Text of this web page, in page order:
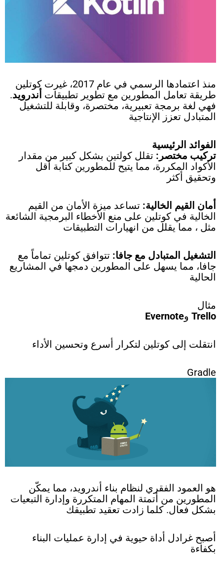
منذ اعتمادها الرسمي في عام 2017، غيرت كوتلين
طريقة تعامل المطورين مع تطوير تطبيقات أندرويد.
فهي لغة برمجة تعبيرية، مختصرة، وقابلة للتشغيل
المتبادل تعزز الإنتاجية
الفوائد الرئيسية
تركيب مختصر: تقلل كولتين بشكل كبير من مقدار
الأكواد المكررة، مما يتيح للمطورين كتابة أقل
وتحقيق أكثر
أمان القيم الخالية: تساعد ميزة الأمان من القيم
الخالية في كوتلين على منع الأخطاء البرمجية الشائعة
مثل ، مما يقلل من انهيارات التطبيقات
التشغيل المتبادل مع جافا: تتوافق كوتلين تماماً مع
جافا، مما يسهل على المطورين دمجها في المشاريع
الحالية
مثال
Trello وEvernote
انتقلت إلى كوتلين لتكرار أسرع وتحسين الأداء
Gradle
هو العمود الفقري لنظام بناء أندرويد، مما يمكّن
المطورين من أتمتة المهام المتكررة وإدارة التبعيات
بشكل فعال. كلما زادت تعقيد تطبيقك
أصبح غرادل أداة حيوية في إدارة عمليات البناء
بكفاءة